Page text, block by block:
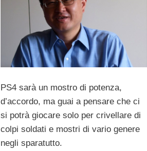
PS4 sarà un mostro di potenza,
d’accordo, ma guai a pensare che ci
si potrà giocare solo per crivellare di
colpi soldati e mostri di vario genere
negli sparatutto.